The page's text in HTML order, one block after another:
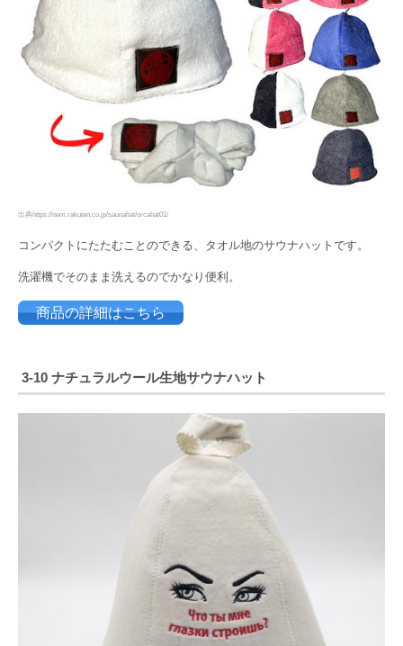
出典https://item.rakuten.co.jp/saunahat/orcahat01/
コンパクトにたたむことのできる、タオル地のサウナハットです。
洗濯機でそのまま洗えるのでかなり便利。
商品の詳細はこちら
3-10 ナチュラルウール生地サウナハット